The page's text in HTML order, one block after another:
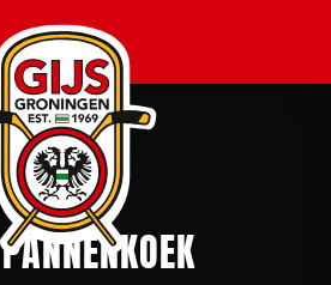
PANNENKOEK